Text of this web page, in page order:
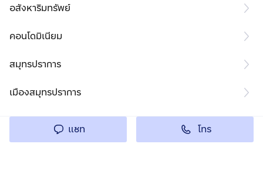
อสังหาริมทรัพย์
คอนโดมิเนียม
สมุทรปราการ
เมืองสมุทรปราการ
แชท โทร